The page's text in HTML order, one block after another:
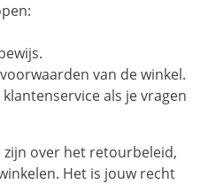
van de winkel.
als je vragen
over het retourbeleid,
Het is jouw recht